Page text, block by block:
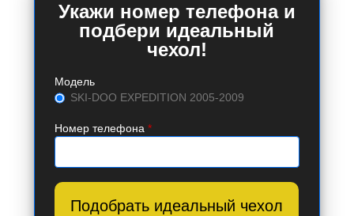
Укажи номер телефона и
подбери идеальный
чехол!
Модель
SKI-DOO EXPEDITION 2005-2009
Номер телефона *
Подобрать идеальный чехол